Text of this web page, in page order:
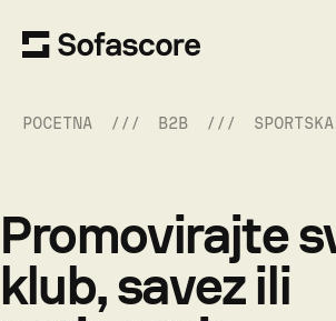
POČETNA B2B
Promovirajte
klub, savez ili